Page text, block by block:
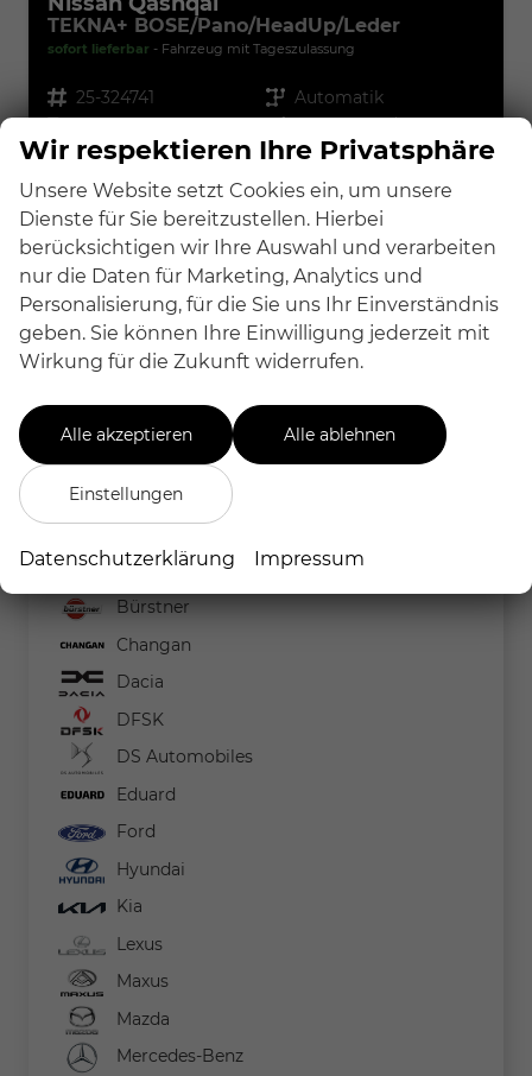
TEKNA+ BOSE/Pano/HeadUp/Leder
sofort lieferbar Fahrzeug mit Tageszulassung
Fahrzeugnr. 25-324741 Getriebe Automatik
Leistung
116 kW (158 PS) Kilometerstand 5 km
29.04.2026
32.999,– €
incl. 19% MwSt.
Details
Verbrauch kombiniert: 6,40 l/100km
CO 2-Klasse: E
CO2 -Emissionen:145,00 g/km
Fahrzeugnr.
Abarth
BMW
Bürstner
Changan
Dacia
DFSK
DS Automobiles
Eduard
Ford
Hyundai
Kia
Lexus
Maxus
Mazda
Mercedes-Benz
Wir respektieren Ihre Privatsphäre
Unsere Website setzt Cookies ein, um unsere
Dienste für Sie bereitzustellen. Hierbei
berücksichtigen wir Ihre Auswahl und verarbeiten
nur die Daten für Marketing, Analytics und
Personalisierung, für die Sie uns Ihr Einverständnis
geben. Sie können Ihre Einwilligung jederzeit mit
Wirkung für die Zukunft widerrufen.
Alle akzeptieren Alle ablehnen
Einstellungen
Datenschutzerklärung Impressum